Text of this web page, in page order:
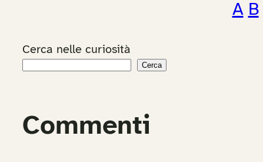
A B
Cerca nelle curiosità
Cerca
Commenti